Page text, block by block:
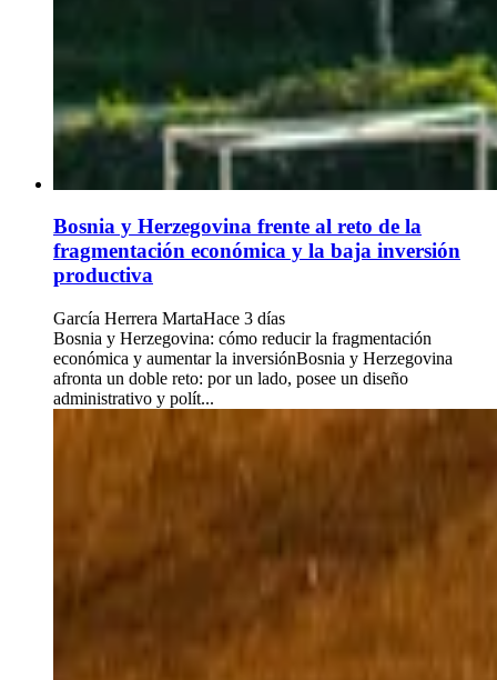
Bosnia y Herzegovina frente al reto de la
fragmentación económica y la baja inversión
productiva
García Herrera MartaHace 3 días
Bosnia y Herzegovina: cómo reducir la fragmentación
económica y aumentar la inversiónBosnia y Herzegovina
afronta un doble reto: por un lado, posee un diseño
administrativo y polít...